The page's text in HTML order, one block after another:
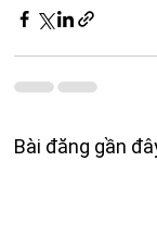
Bài đăng gần